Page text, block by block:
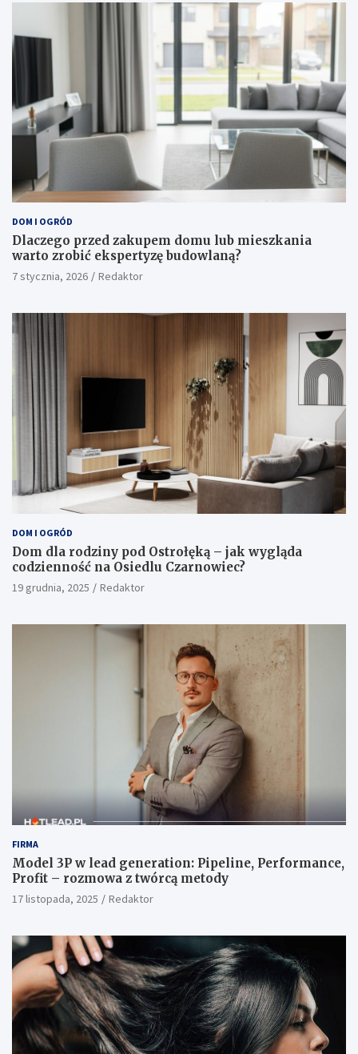
DOM I OGRÓD
Dlaczego przed zakupem domu lub mieszkania
warto zrobić ekspertyzę budowlaną?
7 stycznia, 2026 Redaktor
DOM I OGRÓD
Dom dla rodziny pod Ostrołęką – jak wygląda
codzienność na Osiedlu Czarnowiec?
19 grudnia, 2025 Redaktor
FIRMA
Model 3P w lead generation: Pipeline, Performance,
Profit – rozmowa z twórcą metody
17 listopada, 2025 Redaktor